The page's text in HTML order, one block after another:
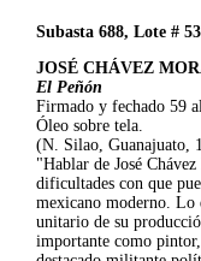
Subasta 688, Lote # 53
JOSÉ CHÁVEZ
El Peñón
Firmado y fechado 59
Óleo sobre tela.
(N. Silao, Guanajuato,
"Hablar de José
dificultades con que
mexicano moderno.
unitario de su
importante como